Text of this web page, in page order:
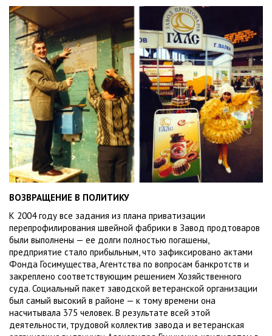
ВОЗВРАЩЕНИЕ В ПОЛИТИКУ
К 2004 году все задания из плана приватизации
перепрофилирования швейной фабрики в Завод продтоваров
были выполнены — ее долги полностью погашены,
предприятие стало прибыльным, что зафиксировано актами
Фонда Госимущества, Агентства по вопросам банкротств и
закреплено соответствующим решением Хозяйственного
суда. Социальный пакет заводской ветеранской организации
был самый высокий в районе — к тому времени она
насчитывала 375 человек. В результате всей этой
деятельности, трудовой коллектив завода и ветеранская